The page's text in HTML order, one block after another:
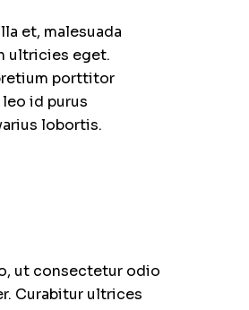
et, malesuada
ultricies eget.
porttitor
id purus
lobortis.
ut consectetur odio
Curabitur ultrices